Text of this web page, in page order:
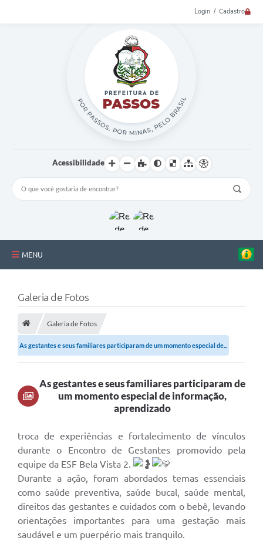
Login / Cadastro
Acessibilidade
MENU
Telefones Úteis
Estrutura Administrativa
Galeria de Vídeos
Galeria de Fotos
Galeria de Fotos
As gestantes e seus familiares participaram de um momento especial de...
As gestantes e seus familiares participaram de
um momento especial de informação,
aprendizado
troca de experiências e fortalecimento de vínculos
durante o Encontro de Gestantes promovido pela
equipe da ESF Bela Vista 2.
Durante a ação, foram abordados temas essenciais
como saúde preventiva, saúde bucal, saúde mental,
direitos das gestantes e cuidados com o bebê, levando
orientações importantes para uma gestação mais
saudável e um puerpério mais tranquilo.